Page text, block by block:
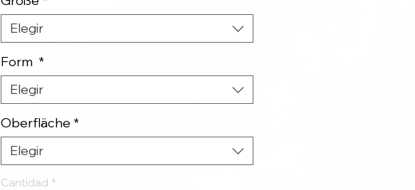
Elegir
Form *
Elegir
Oberfläche *
Elegir
Cantidad *